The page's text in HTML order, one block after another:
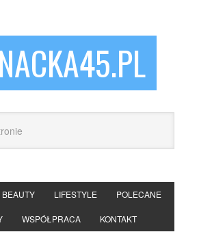
BEAUTY LIFESTYLE POLECANE
WSPÓŁPRACA KONTAKT